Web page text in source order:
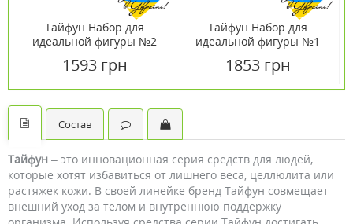
Тайфун Набор для
идеальной фигуры №2
1593 грн
Тайфун Набор для
идеальной фигуры №1
1853 грн
Состав
Тайфун – это инновационная серия средств для людей,
которые хотят избавиться от лишнего веса, целлюлита или
растяжек кожи. В своей линейке бренд Тайфун совмещает
внешний уход за телом и внутреннюю поддержку